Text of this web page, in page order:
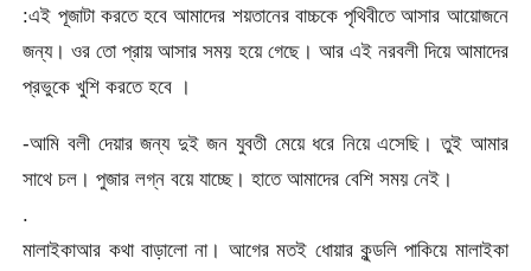
:এই পূজাটা করতে হবে আমাদের শয়তানের বাচ্চকে পৃথিবীতে আসার আয়োজনে
জন্য। ওর তো প্রায় আসার সময় হয়ে গেছে। আর এই নরবলী দিয়ে আমাদের
প্রভুকে খুশি করতে হবে ।
-আমি বলী দেয়ার জন্য দুই জন যুবতী মেয়ে ধরে নিয়ে এসেছি। তুই আমার
সাথে চল। পুজার লগ্ন বয়ে যাচ্ছে। হাতে আমাদের বেশি সময় নেই।
.
মালাইকাআর কথা বাড়ালো না। আগের মতই ধোয়ার কুন্ডলি পাকিয়ে মালাইকা